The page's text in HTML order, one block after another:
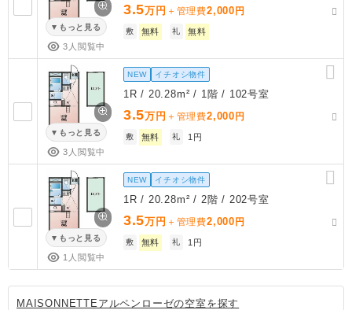
もっと見る
3人閲覧中
3.5万円 ＋管理費2,000 円
敷 無料 礼 無料
もっと見る
3人閲覧中
NEW イチオシ物件
1R / 20.28m² / 1階 / 102号室
3.5万円 ＋管理費2,000 円
敷 無料 礼 1円
もっと見る
1人閲覧中
NEW イチオシ物件
1R / 20.28m² / 2階 / 202号室
3.5万円 ＋管理費2,000 円
敷 無料 礼 1円
MAISONNETTEアルペンローゼの空室を探す